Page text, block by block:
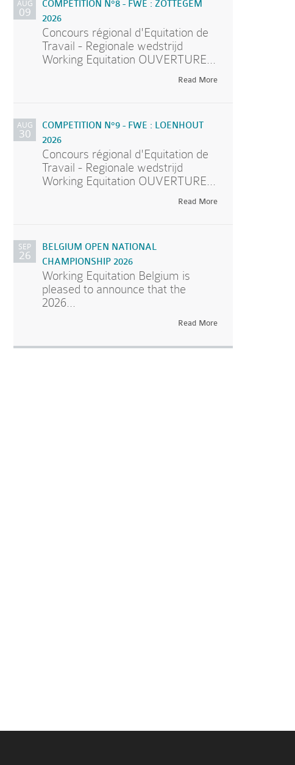
AUG
09
COMPETITION N°8 - FWE : ZOTTEGEM
2026
Concours régional d'Equitation de
Travail - Regionale wedstrijd
Working Equitation OUVERTURE...
Read More
AUG
30
COMPETITION N°9 - FWE : LOENHOUT
2026
Concours régional d'Equitation de
Travail - Regionale wedstrijd
Working Equitation OUVERTURE...
Read More
SEP
26
BELGIUM OPEN NATIONAL
CHAMPIONSHIP 2026
Working Equitation Belgium is
pleased to announce that the
2026...
Read More